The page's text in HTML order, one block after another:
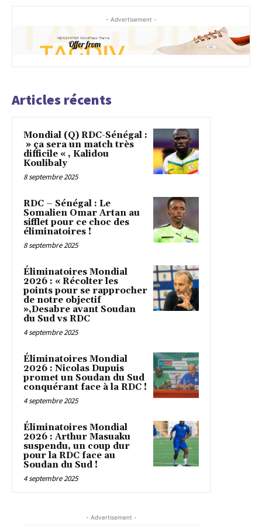
- Advertisement -
Articles récents
Mondial (Q) RDC-Sénégal :
» ça sera un match très
difficile « , Kalidou
Koulibaly
8 septembre 2025
RDC – Sénégal : Le
Somalien Omar Artan au
sifflet pour ce choc des
éliminatoires !
8 septembre 2025
Éliminatoires Mondial
2026 : « Récolter les
points pour se rapprocher
de notre objectif
»,Desabre avant Soudan
du Sud vs RDC
4 septembre 2025
Éliminatoires Mondial
2026 : Nicolas Dupuis
promet un Soudan du Sud
conquérant face à la RDC !
4 septembre 2025
Éliminatoires Mondial
2026 : Arthur Masuaku
suspendu, un coup dur
pour la RDC face au
Soudan du Sud !
4 septembre 2025
- Advertisement -